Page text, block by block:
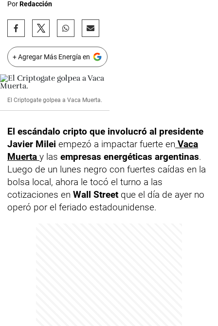
PorRedacción
+ Agregar Más Energía en
El Criptogate golpea a Vaca Muerta.
El escándalo cripto que involucró al presidente
Javier Milei empezó a impactar fuerte en Vaca
Muerta y las empresas energéticas argentinas.
Luego de un lunes negro con fuertes caídas en la
bolsa local, ahora le tocó el turno a las
cotizaciones en Wall Street que el día de ayer no
operó por el feriado estadounidense.